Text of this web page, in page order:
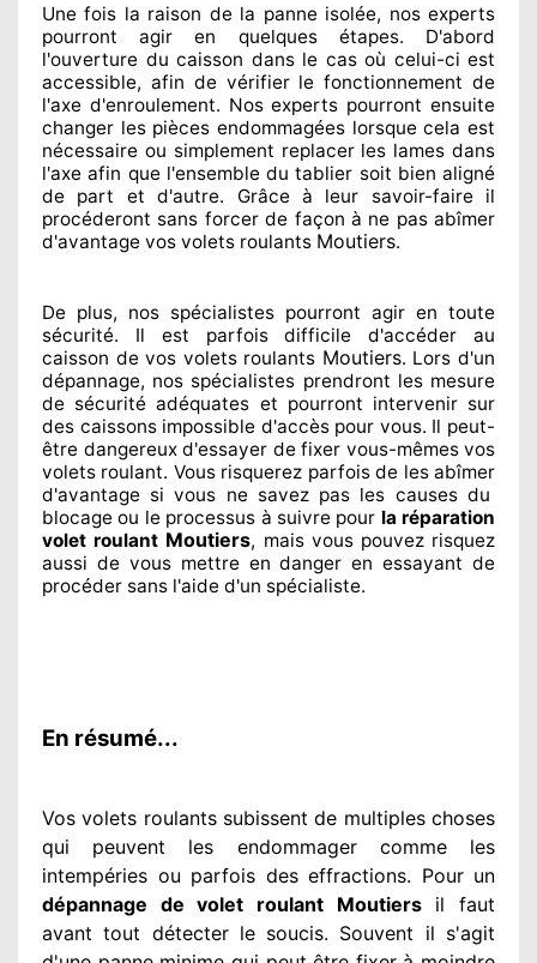
Une fois la raison de la panne isolée, nos experts
pourront agiren quelques étapes. D'abord
l'ouverture du caisson dans le cas où celui-ci est
accessible, afin de vérifier le fonctionnement de
l'axe d'enroulement. Nos experts pourront ensuite
changer les pièces endommagées lorsque cela est
nécessaire ou simplement replacerles lames dans
l'axe afin que l'ensembledu tablier soit bien aligné
de part et d'autre. Grâce à leur savoir-faireil
procéderont sans forcer de façon à ne pas abîmer
d'avantage vos volets roulants Moutiers.
De plus, nos spécialistes pourront agir en toute
sécurité. Il est parfois difficile d'accéder au
caisson de vos volets roulants Moutiers. Lors d'un
dépannage, nos spécialistes prendront les mesure
de sécurité adéquates et pourront intervenir sur
des caissons impossible d'accès pour vous. Il peut-
être dangereuxd'essayer de fixer vous-mêmes vos
volets roulant. Vous risquerez parfois de les abîmer
d'avantage si vous ne savezpas les causes du
blocage ou le processus à suivre pour la réparation
volet roulant Moutiers, mais vous pouvez risquez
aussi de vous mettre en danger en essayant de
procéder sans l'aide d'un spécialiste.
En résumé...
Vos volets roulants subissent de multipleschoses
qui peuvent les endommagercomme les
intempéries ou parfois des effractions. Pour un
dépannage de volet roulant Moutiersil faut
avant tout détecterle soucis. Souvent il s'agit